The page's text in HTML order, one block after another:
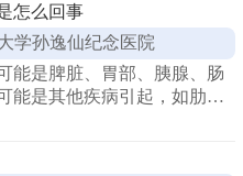
激肺俞穴和背部的相关经
血循环，从而改善咳嗽、气
促进背部肌肉的放松和气血
怎么回事
学孙逸仙纪念医院
能是脾脏、胃部、胰腺、肠
能是其他疾病引起，如肋软
等，持续不缓解或伴有其他
些可能的原因： 1脾脏问